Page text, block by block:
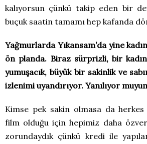
kalıyorsun çünkü takip eden bir
buçuk saatin tamamı hep kafanda
Yağmurlarda Yıkansam’da yine
ön planda. Biraz sürprizli, bir
yumuşacık, büyük bir sakinlik ve
izlenimi uyandırıyor. Yanılıyor
Kimse pek sakin olmasa da herkes
film olduğu için hepimiz daha
zorundaydık çünkü kredi ile